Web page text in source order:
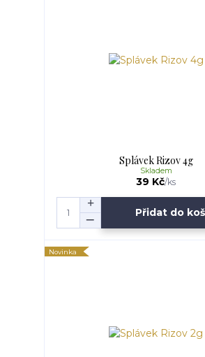
Splávek Rizov 4g
39 Kč/ks
Skladem
Přidat do
Novinka